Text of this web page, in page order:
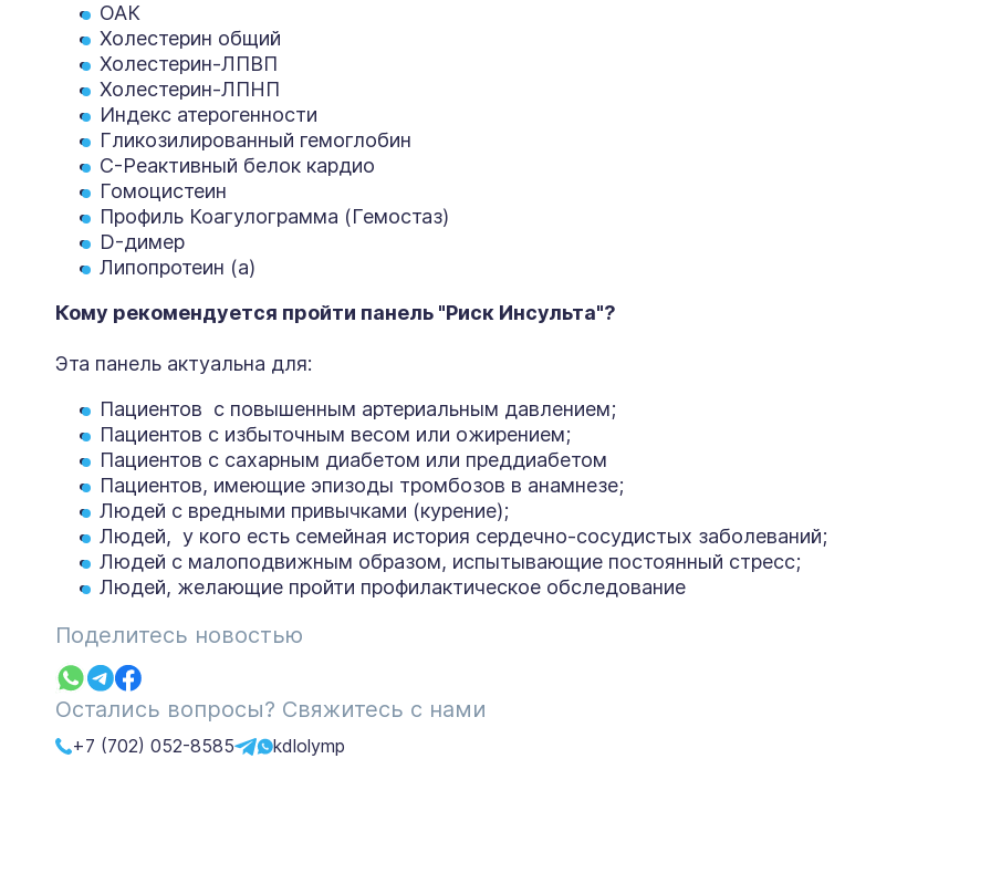
ОАК
Холестерин общий
Холестерин-ЛПВП
Холестерин-ЛПНП
Индекс атерогенности
Гликозилированный гемоглобин
С-Реактивный белок кардио
Гомоцистеин
Профиль Коагулограмма (Гемостаз)
D-димер
Липопротеин (а)
Кому рекомендуется пройти панель "Риск Инсульта"?
Эта панель актуальна для:
Пациентов с повышенным артериальным давлением;
Пациентов с избыточным весом или ожирением;
Пациентов с сахарным диабетом или преддиабетом
Пациентов, имеющие эпизоды тромбозов в анамнезе;
Людей с вредными привычками (курение);
Людей, у кого есть семейная история сердечно-сосудистых заболеваний;
Людей с малоподвижным образом, испытывающие постоянный стресс;
Людей, желающие пройти профилактическое обследование
Поделитесь новостью
Остались вопросы? Свяжитесь с нами
+7 (702) 052-8585 kdlolymp